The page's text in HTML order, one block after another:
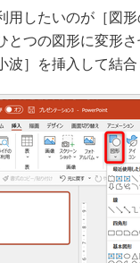
したいのが［図形
とつの図形に変形
波］を挿入して結合